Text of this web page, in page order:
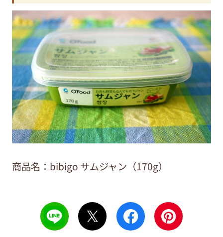
商品名：bibigo サムジャン（170g）